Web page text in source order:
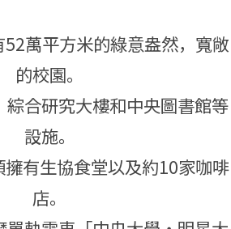
萬平方米的綠意盎然，寬敞
的校園。
合研究大樓和中央圖書館等
設施。
有生協食堂以及約10家咖啡
店。